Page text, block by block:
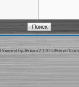
Powered byJForum 2.1.9©JForum Team